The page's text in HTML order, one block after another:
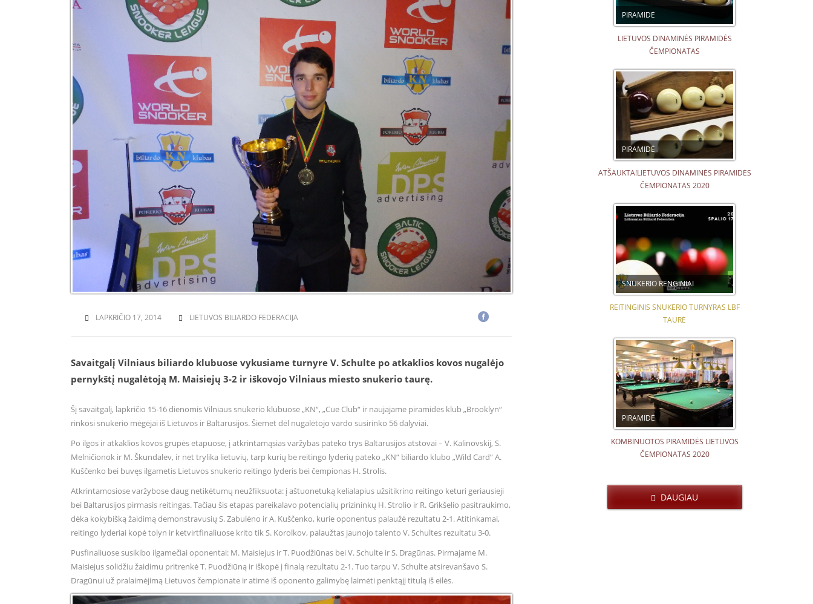
LAPKRIČIO 17, 2014 LIETUVOS BILIARDO FEDERACIJA
Savaitgalį Vilniaus biliardo klubuose vykusiame turnyre V. Schulte po atkaklios kovos nugalėjo
pernykštį nugalėtoją M. Maisiejų 3-2 ir iškovojo Vilniaus miesto snukerio taurę.
Šį savaitgalį, lapkričio 15-16 dienomis Vilniaus snukerio klubuose „KN“, „Cue Club“ ir naujajame piramidės klub „Brooklyn“
rinkosi snukerio mėgėjai iš Lietuvos ir Baltarusijos. Šiemet dėl nugalėtojo vardo susirinko 56 dalyviai.
Po ilgos ir atkaklios kovos grupės etapuose, į atkrintamąsias varžybas pateko trys Baltarusijos atstovai – V. Kalinovskij, S.
Melničionok ir M. Škundalev, ir net trylika lietuvių, tarp kurių be reitingo lyderių pateko „KN“ biliardo klubo „Wild Card“ A.
Kuščenko bei buvęs ilgametis Lietuvos snukerio reitingo lyderis bei čempionas H. Strolis.
Atkrintamosiose varžybose daug netikėtumų neužfiksuota: į aštuonetuką kelialapius užsitikrino reitingo keturi geriausieji
bei Baltarusijos pirmasis reitingas. Tačiau šis etapas pareikalavo potencialių prizininkų H. Strolio ir R. Grikšelio pasitraukimo,
dėka kokybišką žaidimą demonstravusių S. Zabulėno ir A. Kuščenko, kurie oponentus palaužė rezultatu 2-1. Atitinkamai,
reitingo lyderiai kopė tolyn ir ketvirtfinaliuose krito tik S. Korolkov, palaužtas jaunojo talento V. Schultes rezultatu 3-0.
Pusfinaliuose susikibo ilgamečiai oponentai: M. Maisiejus ir T. Puodžiūnas bei V. Schulte ir S. Dragūnas. Pirmajame M.
Maisiejus solidžiu žaidimu pritrenkė T. Puodžiūną ir iškopė į finalą rezultatu 2-1. Tuo tarpu V. Schulte atsirevanšavo S.
Dragūnui už pralaimėjimą Lietuvos čempionate ir atimė iš oponento galimybę laimėti penktąjį titulą iš eilės.
PIRAMIDĖ
LIETUVOS DINAMINĖS PIRAMIDĖS
ČEMPIONATAS
PIRAMIDĖ
ATŠAUKTA!LIETUVOS DINAMINĖS PIRAMIDĖS
ČEMPIONATAS 2020
SNUKERIO RENGINIAI
REITINGINIS SNUKERIO TURNYRAS LBF
TAURĖ
PIRAMIDĖ
KOMBINUOTOS PIRAMIDĖS LIETUVOS
ČEMPIONATAS 2020
DAUGIAU